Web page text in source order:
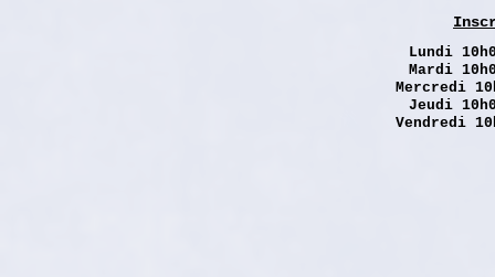
Lundi
Mardi
Mercredi
Jeudi
Vendredi